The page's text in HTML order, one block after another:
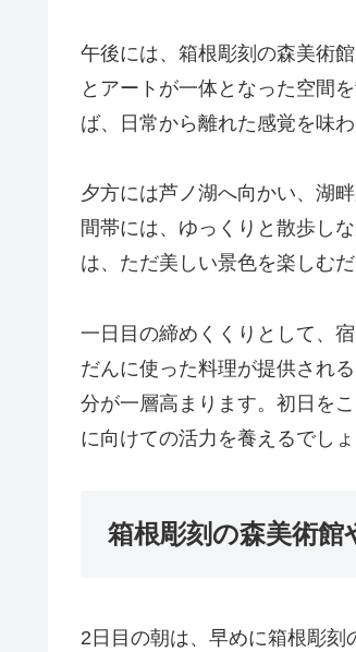
午後には、箱根彫刻の森美術
とアートが一体となった空間
ば、日常から離れた感覚を味
夕方には芦ノ湖へ向かい、湖
間帯には、ゆっくりと散歩し
は、ただ美しい景色を楽しむ
一日目の締めくくりとして、
だんに使った料理が提供され
分が一層高まります。初日を
に向けての活力を養えるでしょ
箱根彫刻の森美術
2日目の朝は、早めに箱根彫